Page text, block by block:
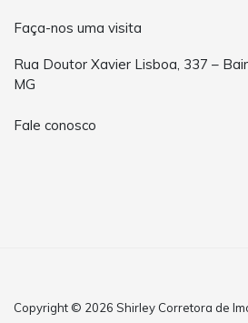
Faça-nos uma visita
Rua Doutor Xavier Lisboa, 337 –
MG
Fale conosco
Copyright © 2026 Shirley Corretora de